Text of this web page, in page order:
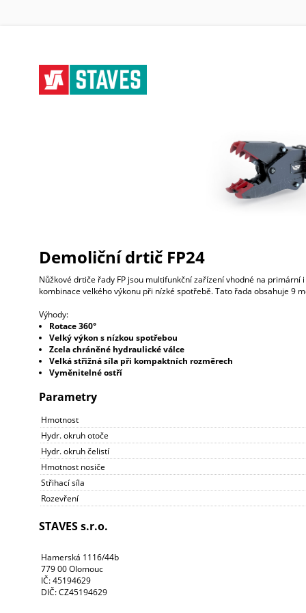
Demoliční drtič FP24
Nůžkové drtiče řady FP jsou multifunkční zařízení vhodné na
kombinace velkého výkonu při nízké spotřebě. Tato řada obsahuje 9
Výhody:
Rotace 360°
Velký výkon s nízkou spotřebou
Zcela chráněné hydraulické válce
Velká střižná síla při kompaktních rozměrech
Vyměnitelné ostří
Parametry
Hmotnost
Hydr. okruh otoče
Hydr. okruh čelistí
Hmotnost nosiče
Střihací síla
Rozevření
STAVES s.r.o.
Hamerská 1116/44b
779 00 Olomouc
IČ: 45194629
DIČ: CZ45194629